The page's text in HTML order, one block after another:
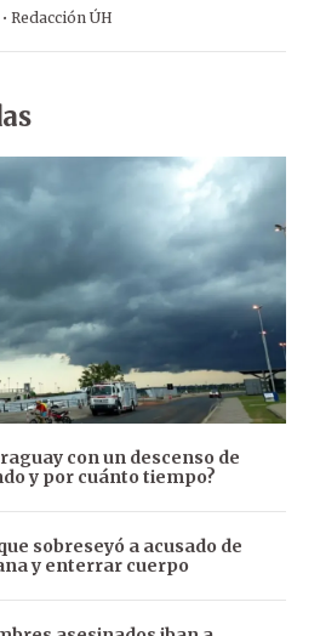
· Redacción ÚH
con un descenso de
y por cuánto tiempo?
sobreseyó a acusado de
y enterrar cuerpo